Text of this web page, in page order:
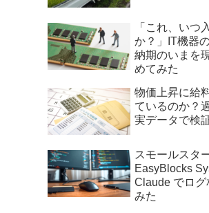
「これ、いつ
か？」IT機器
納期のいまを
めてみた
物価上昇に給
ているのか？
実データで検
スモールスタ
EasyBlocks
Claude でログ
みた